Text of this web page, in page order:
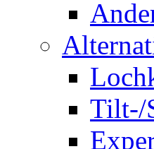
Tilt-/